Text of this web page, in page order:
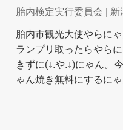
胎内検定実行委員会 |
胎内市観光大使やらに
ランプリ取ったらやら
きずに(↓.や.↓)にゃん。
ゃん焼き無料にするにゃ